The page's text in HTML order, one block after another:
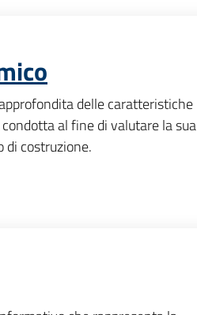
delle caratteristiche
al fine di valutare la sua
di costruzione.